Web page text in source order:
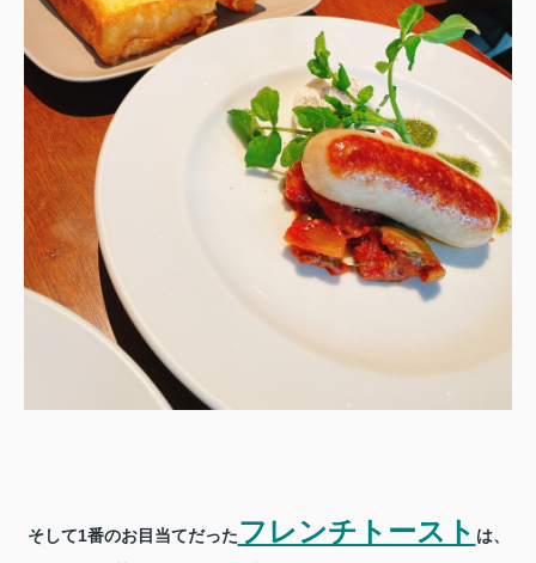
そして1番のお目当てだったフレンチトースト は、